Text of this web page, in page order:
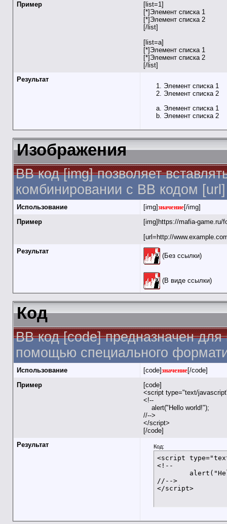
Пример
[list=1]
[*]Элемент списка 1
[*]Элемент списка 2
[/list]
[list=a]
[*]Элемент списка 1
[*]Элемент списка 2
[/list]
Результат
Элемент списка 1
Элемент списка 2
Элемент списка 1
Элемент списка 2
Изображения
BB код [img] позволяет
комбинировании с BB кодом
Использование [img]значение[/img]
Пример
[img]https://mafia-game.ru/
[url=http://
Результат
(Без ссылки)
(В виде ссылки)
Код
BB код [code] предназначен
помощью специального
Использование [code]значение[/code]
Пример
[code]
<script type="text/
<!--
alert("Hello world!");
//-->
</script>
[/code]
Результат
Код:
<script
<!--
//-->
</script>